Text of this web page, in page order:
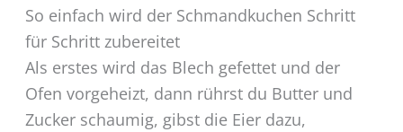
So einfach wird der Schmandkuchen Schritt
für Schritt zubereitet
Als erstes wird das Blech gefettet und der
Ofen vorgeheizt, dann rührst du Butter und
Zucker schaumig, gibst die Eier dazu,